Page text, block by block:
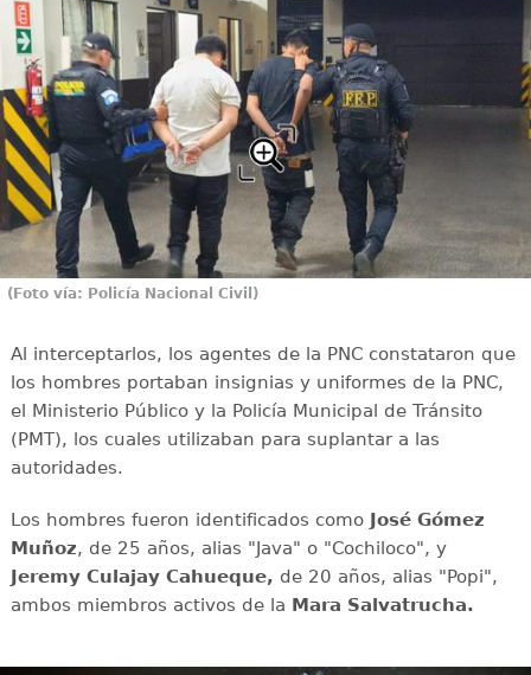
(Foto vía: Policía Nacional Civil)
Al interceptarlos, los agentes de la PNC constataron que
los hombres portaban insignias y uniformes de la PNC,
el Ministerio Público y la Policía Municipal de Tránsito
(PMT), los cuales utilizaban para suplantar a las
autoridades.
Los hombres fueron identificados como
José Gómez
Muñoz, de 25 años, alias "Java" o "Cochiloco", y
Jeremy Culajay Cahueque, de 20 años, alias "Popi",
ambos miembros activos de la Mara Salvatrucha.